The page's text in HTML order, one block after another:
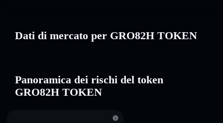
Dati di mercato per GRO82H TOKEN
Panoramica dei rischi del token
GRO82H TOKEN